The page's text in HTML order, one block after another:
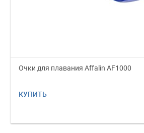
Очки для плавания Affalin AF1000
КУПИТЬ